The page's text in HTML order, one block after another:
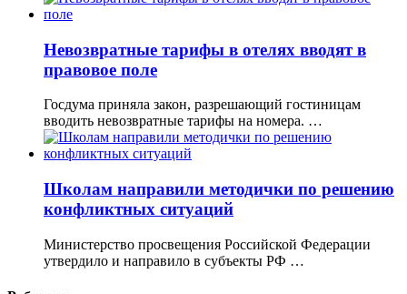
Невозвратные тарифы в отелях вводят в
правовое поле
Госдума приняла закон, разрешающий гостиницам
вводить невозвратные тарифы на номера. …
Школам направили методички по решению
конфликтных ситуаций
Министерство просвещения Российской Федерации
утвердило и направило в субъекты РФ …